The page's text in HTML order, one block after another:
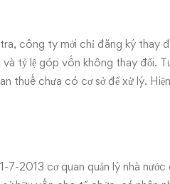
công ty mới chỉ đăng ký thay
tỷ lệ góp vốn không thay đổi.
thuế chưa có cơ sở để xử lý.
7-2013 cơ quan quản lý nhà